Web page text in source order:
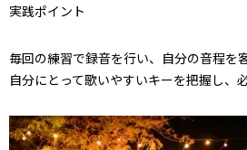
実践ポイント
毎回の練習で録音を行い、自分の音程を
自分にとって歌いやすいキーを把握し、